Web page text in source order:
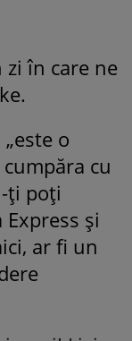
zi în care ne
o
cu
ți poți
și
ar fi un